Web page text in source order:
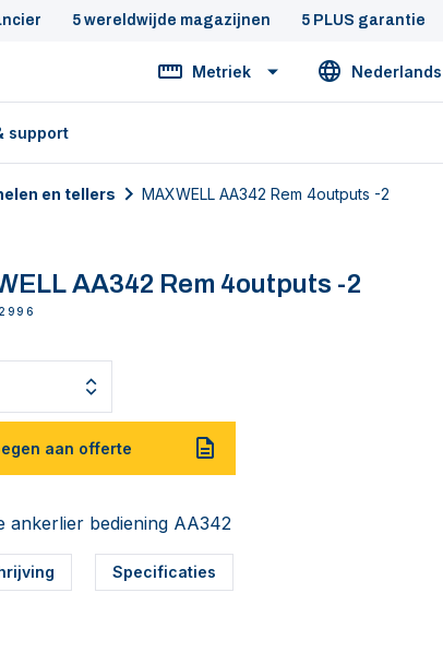
5 wereldwijde magazijnen 5 PLUS garantie
Metriek Nederlands
support
en tellers MAXWELL AA342 Rem 4outputs -2
AA342 Rem 4outputs -2
aan offerte
ankerlier bediening AA342
Specificaties